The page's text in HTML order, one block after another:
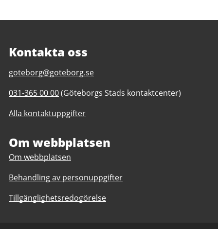
Kontakta oss
E-
till
Trädgårdsföreningen
goteborg@goteborg.se
Telefonnummer
Trädgårdsföreningen
031-365 00 00(Göteborgs Stads kontaktcenter)
Alla kontaktuppgifter
Om webbplatsen
Om webbplatsen
Behandling av personuppgifter
Tillgänglighetsredogörelse